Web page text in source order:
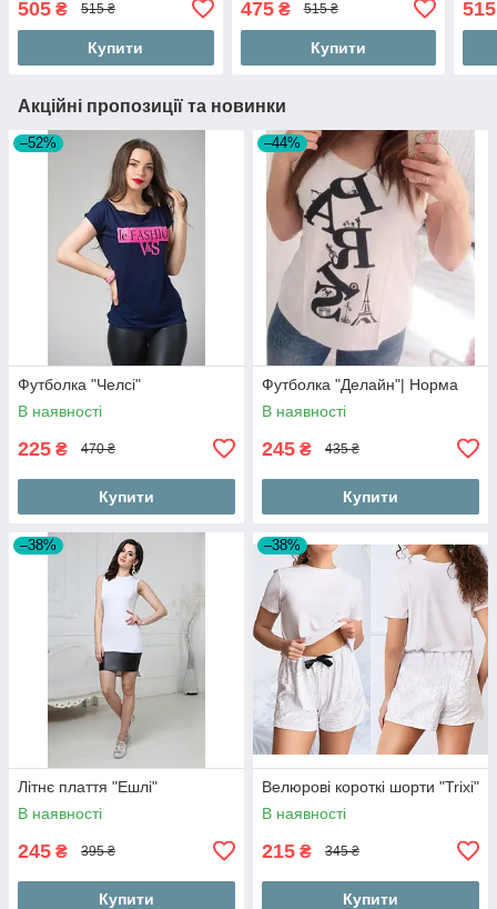
505 ₴ 515 ₴
Купити
475₴ 515 ₴
Купити
515
Акційні пропозиції та новинки
–52%
Футболка "Челсі"
В наявності
225 ₴ 470 ₴
Купити
–44%
Футболка "Делайн"| Норма
В наявності
245 ₴ 435 ₴
Купити
–38%
Літнє плаття "Ешлі"
В наявності
245 ₴ 395 ₴
Купити
–38%
Велюрові короткі шорти "Trixi"
В наявності
215 ₴ 345 ₴
Купити